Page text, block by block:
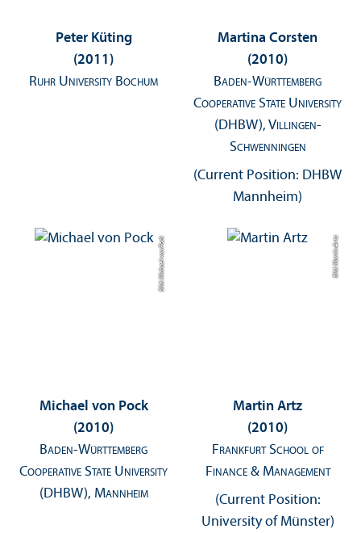
Peter Küting
(2011)
Ruhr University Bochum
Martina Corsten
(2010)
Baden-Württemberg
Cooperative State University
(DHBW), Villingen-
Schwenningen
(Current Position: DHBW
Mannheim)
Bild: Michael von Pock
Michael von Pock
(2010)
Baden-Württemberg
Cooperative State University
(DHBW), Mannheim
Bild: Martin Artz
Martin Artz
(2010)
Frankfurt School of
Finance & Management
(Current Position:
University of Münster)